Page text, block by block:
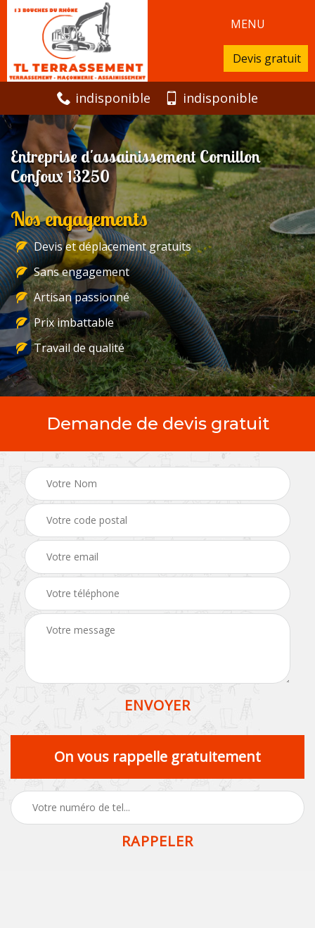
MENU
Devis gratuit
indisponible indisponible
Entreprise d'assainissement Cornillon
Confoux 13250
Nos engagements
Devis et déplacement gratuits
Sans engagement
Artisan passionné
Prix imbattable
Travail de qualité
Demande de devis gratuit
On vous rappelle gratuitement